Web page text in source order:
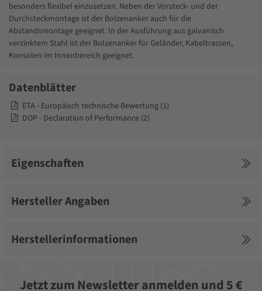
besonders flexibel einzusetzen. Neben der Vorsteck- und der
Durchsteckmontage ist der Bolzenanker auch für die
Abstandsmontage geeignet. In der Ausführung aus galvanisch
verzinktem Stahl ist der Bolzenanker für Geländer, Kabeltrassen,
Konsolen im Innenbereich geeignet.
Datenblätter
ETA - Europäisch technische Bewertung (1)
DOP - Declaration of Performance (2)
Eigenschaften
Hersteller Angaben
Herstellerinformationen
Jetzt zum Newsletter anmelden und 5 €